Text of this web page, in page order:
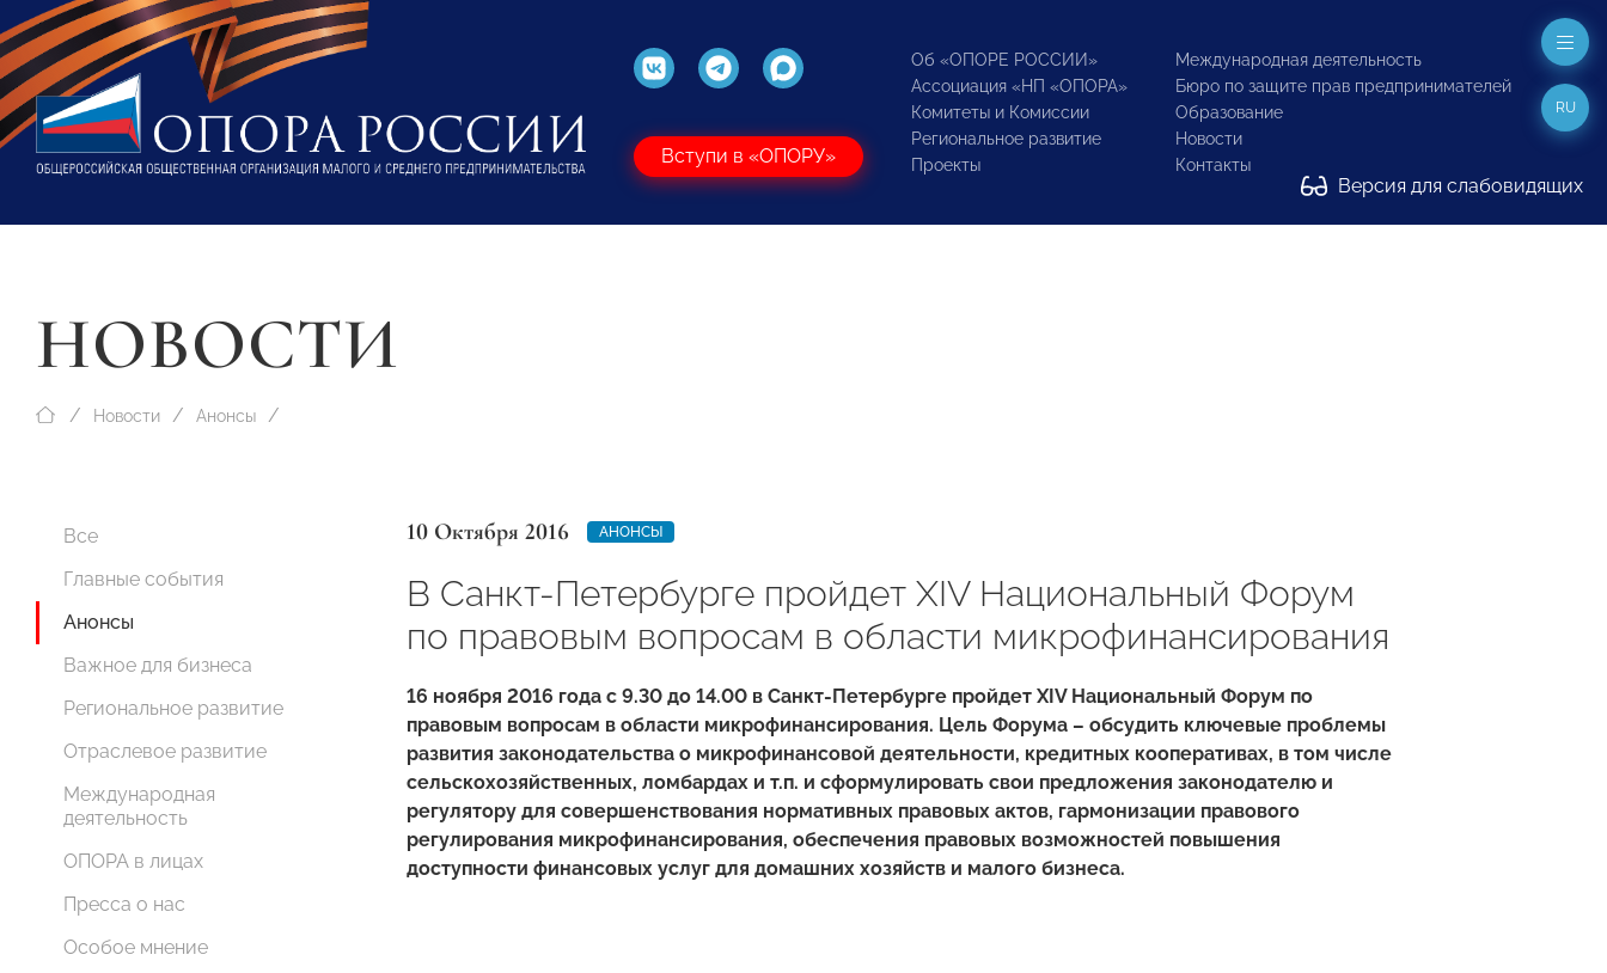
Вступи в «ОПОРУ»
Об «ОПОРЕ РОССИИ»
Ассоциация «НП «ОПОРА»
Комитеты и Комиссии
Региональное развитие
Проекты
Международная деятельность
Бюро по защите прав предпринимателей
Образование
Новости
Контакты
Версия для слабовидящих
RU
НОВОСТИ
Новости Анонсы
Все
Главные события
Анонсы
Важное для бизнеса
Региональное развитие
Отраслевое развитие
Международная
деятельность
ОПОРА в лицах
Пресса о нас
Особое мнение
10 Октября 2016 АНОНСЫ
В Санкт-Петербурге пройдет XIV Национальный Форум
по правовым вопросам в области микрофинансирования
16 ноября 2016 года с 9.30 до 14.00 в Санкт-Петербурге пройдет XIV Национальный Форум по
правовым вопросам в области микрофинансирования. Цель Форума – обсудить ключевые проблемы
развития законодательства о микрофинансовой деятельности, кредитных кооперативах, в том числе
сельскохозяйственных, ломбардах и т.п. и сформулировать свои предложения законодателю и
регулятору для совершенствования нормативных правовых актов, гармонизации правового
регулирования микрофинансирования, обеспечения правовых возможностей повышения
доступности финансовых услуг для домашних хозяйств и малого бизнеса.